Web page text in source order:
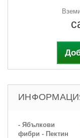
- Ябълкови
фибри - Пектин